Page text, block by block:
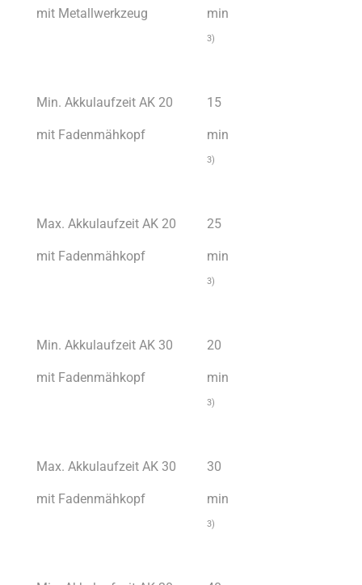
mit Metallwerkzeug min
3)
Min. Akkulaufzeit AK 20
mit Fadenmähkopf
15
min
3)
Max. Akkulaufzeit AK 20
mit Fadenmähkopf
25
min
3)
Min. Akkulaufzeit AK 30
mit Fadenmähkopf
20
min
3)
Max. Akkulaufzeit AK 30
mit Fadenmähkopf
30
min
3)